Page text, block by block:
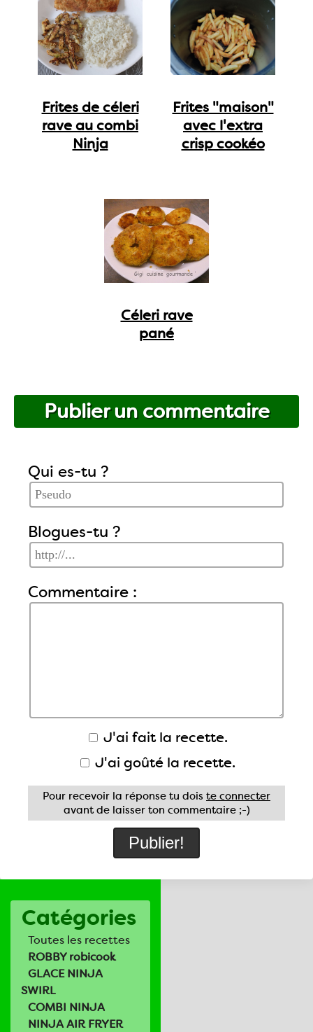
Catégories
Toutes les recettes
ROBBY robicook
GLACE NINJA
SWIRL
COMBI NINJA
NINJA AIR FRYER
Frites de céleri
rave au combi
Ninja
Frites "maison"
avec l'extra
crisp cookéo
Céleri rave
pané
Publier un commentaire
Qui es-tu ?
Blogues-tu ?
Commentaire :
J'ai fait la recette.
J'ai goûté la recette.
Pour recevoir la réponse tu dois te connecter
avant de laisser ton commentaire ;-)